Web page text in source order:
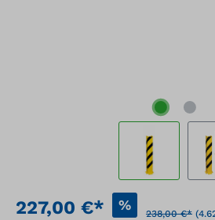
227,00 €* %
238,00 €*